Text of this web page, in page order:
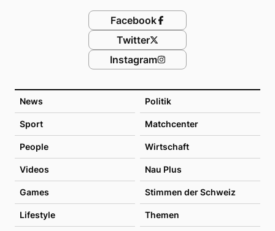
News Politik
Sport Matchcenter
People Wirtschaft
Videos Nau Plus
Games Stimmen der Schweiz
Lifestyle Themen
Facebook
Twitter
Instagram